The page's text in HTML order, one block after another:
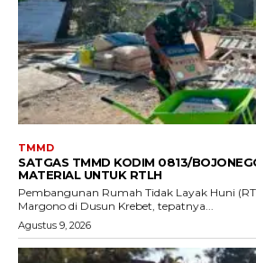
TMMD
SATGAS TMMD KODIM 0813/
MATERIAL UNTUK RTLH
Pembangunan Rumah Tidak Layak Huni
Margono di Dusun Krebet, tepatnya...
Agustus 9, 2026